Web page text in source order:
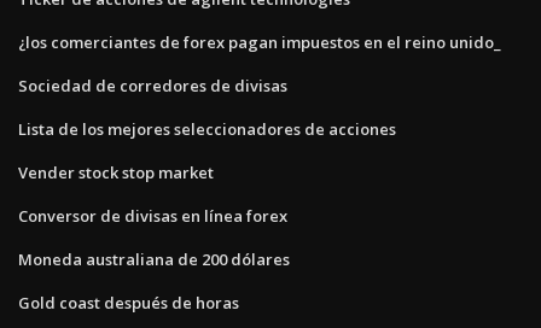
¿los comerciantes de forex pagan impuestos en el reino unido_
Sociedad de corredores de divisas
Lista de los mejores seleccionadores de acciones
Vender stock stop market
Conversor de divisas en línea forex
Moneda australiana de 200 dólares
Gold coast después de horas